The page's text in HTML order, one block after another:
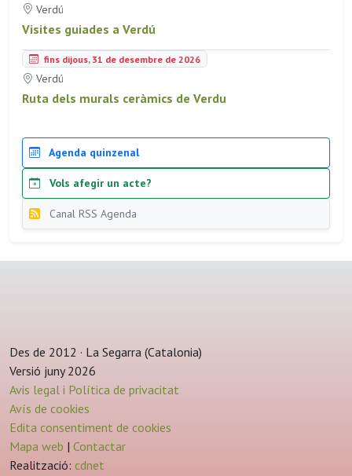
Verdú
Visites guiades a Verdú
fins dijous, 31 de desembre de 2026
Verdú
Ruta dels murals ceràmics de Verdu
Agenda quinzenal
Vols afegir un acte?
Canal RSS Agenda
Des de 2012 · La Segarra (Catalonia)
Versió juny 2026
Avis legal i Política de privacitat
Avís de cookies
Edita consentiment de cookies
Mapa web | Contactar
Realització: cdnet